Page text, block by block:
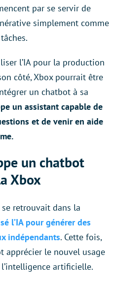
par se servir de
simplement comme
l’IA pour la production
côté, Xbox pourrait être
un chatbot à sa
un assistant capable de
et de venir en aide
un chatbot
Xbox
se retrouvait dans la
l’IA pour générer des
indépendants. Cette fois,
apprécier le nouvel usage
artificielle.